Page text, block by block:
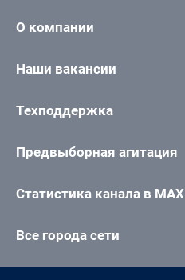
О компании
Наши вакансии
Техподдержка
Предвыборная агитация
Статистика канала в MAX
Все города сети